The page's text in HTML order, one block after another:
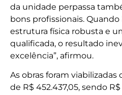
da unidade perpassa
bons profissionais.
estrutura física robusta e
qualificada, o resultado
excelência”, afirmou.
As obras foram
de R$ 452.437,05, sendo R$